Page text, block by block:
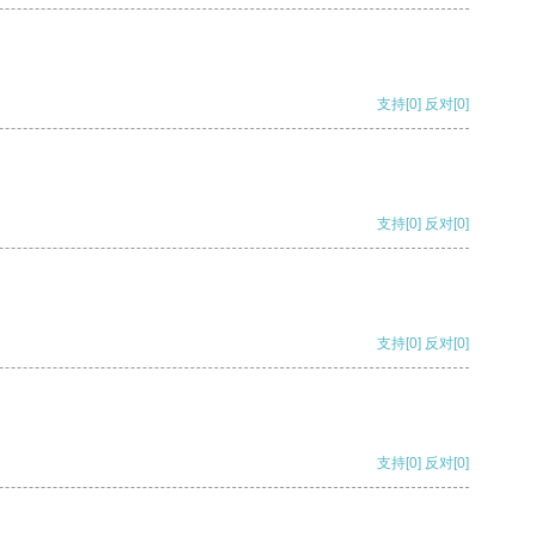
支持[0] 反对[0]
支持[0] 反对[0]
支持[0] 反对[0]
支持[0] 反对[0]